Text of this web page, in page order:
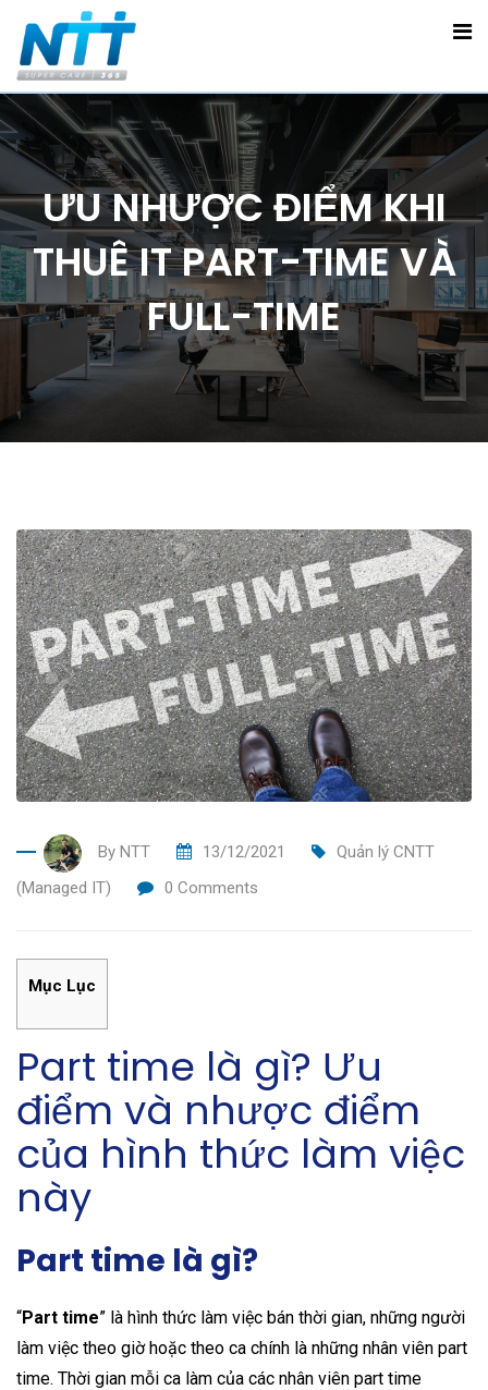
ƯU NHƯỢC ĐIỂM KHI
THUÊ IT PART-TIME VÀ
FULL-TIME
By NTT 13/12/2021
Quản lý CNTT
(Managed IT)
0 Comments
Mục Lục
Part time là gì? Ưu
điểm và nhược điểm
của hình thức làm việc
này
Part time là gì?
“Part time” là hình thức làm việc bán thời gian, những người
làm việc theo giờ hoặc theo ca chính là những nhân viên part
time. Thời gian mỗi ca làm của các nhân viên part time